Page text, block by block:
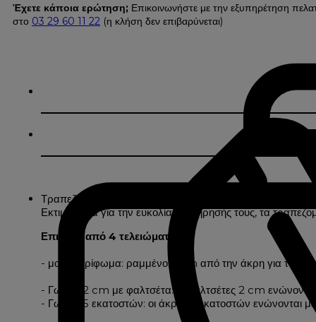
Έχετε κάποια ερώτηση; Επικοινωνήστε με την εξυπηρέτηση
στο 03 29 60 11 22 (η κλήση δεν επιβαρύνεται)
Τραπεζομάντιλο από πολυεστέρα με λινό αποτέλεσμα
Εκτιμώμενα για την ευκολία συντήρησής τους, τα
Επιλογή από 4 τελειώματα:
- μονό στρίφωμα: ραμμένο 2 cm από την άκρη για τα
- Γωνίες 2 cm με φαλτσέτα: οι φαλτσέτες 2 cm
- Γωνίες 5 εκατοστών: οι άκρες 5 εκατοστών ενώνονται